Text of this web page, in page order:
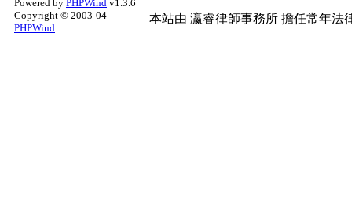
Powered by PHPWind v1.3.6
Copyright © 2003-04
PHPWind
本站由 瀛睿律師事務所 擔任常年法